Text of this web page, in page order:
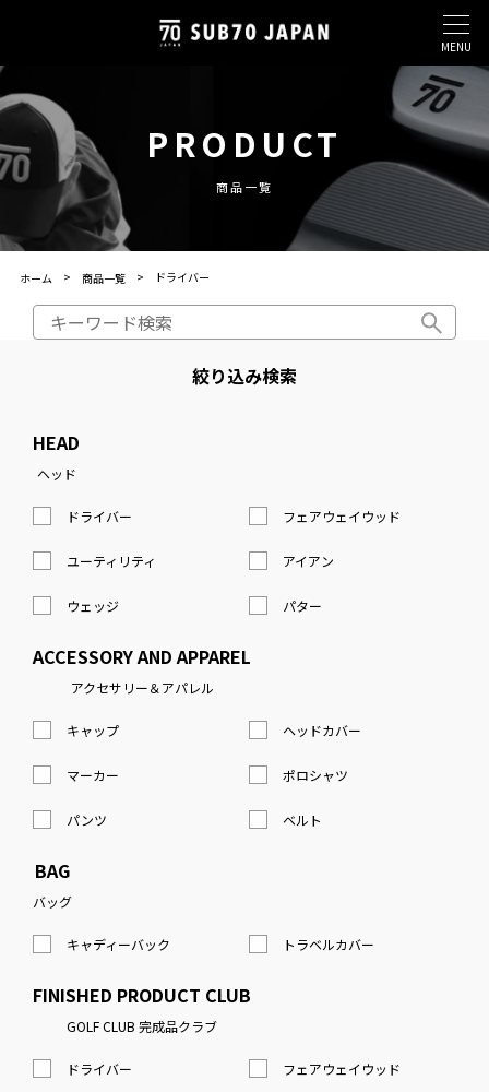
MENU
PRODUCT
商品一覧
ホーム 商品一覧 ドライバー
絞り込み検索
HEAD
ヘッド
ドライバー フェアウェイウッド
ユーティリティ アイアン
ウェッジ パター
ACCESSORY AND APPAREL
アクセサリー＆アパレル
キャップ ヘッドカバー
マーカー ポロシャツ
パンツ ベルト
BAG
バッグ
キャディーバック トラベルカバー
FINISHED PRODUCT CLUB
GOLF CLUB 完成品クラブ
ドライバー フェアウェイウッド